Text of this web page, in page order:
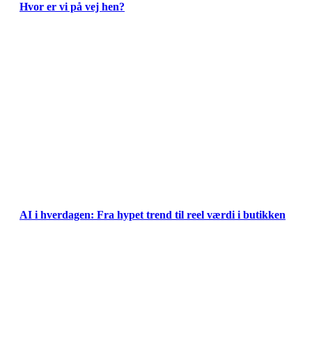
Hvor er vi på vej hen?
AI i hverdagen: Fra hypet trend til reel værdi i butikken